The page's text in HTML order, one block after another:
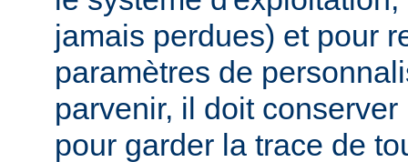
jamais perdues) et pour
paramètres de
parvenir, il doit
pour garder la trace de